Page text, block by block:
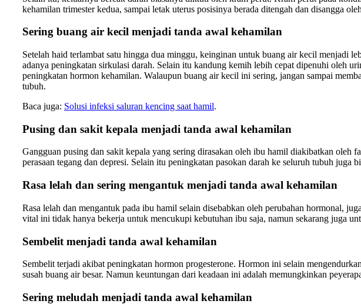
kehamilan trimester kedua, sampai letak uterus posisinya berada ditengah dan disangga
Sering buang air kecil menjadi tanda awal kehamilan
Setelah haid terlambat satu hingga dua minggu, keinginan untuk buang air kecil menjadi
adanya peningkatan sirkulasi darah. Selain itu kandung kemih lebih cepat dipenuhi oleh
peningkatan hormon kehamilan. Walaupun buang air kecil ini sering, jangan sampai
tubuh.
Baca juga: Solusi infeksi saluran kencing saat hamil.
Pusing dan sakit kepala menjadi tanda awal kehamilan
Gangguan pusing dan sakit kepala yang sering dirasakan oleh ibu hamil diakibatkan oleh
perasaan tegang dan depresi. Selain itu peningkatan pasokan darah ke seluruh tubuh juga
Rasa lelah dan sering mengantuk menjadi tanda awal kehamilan
Rasa lelah dan mengantuk pada ibu hamil selain disebabkan oleh perubahan hormonal,
vital ini tidak hanya bekerja untuk mencukupi kebutuhan ibu saja, namun sekarang juga
Sembelit menjadi tanda awal kehamilan
Sembelit terjadi akibat peningkatan hormon progesterone. Hormon ini selain
susah buang air besar. Namun keuntungan dari keadaan ini adalah memungkinkan
Sering meludah menjadi tanda awal kehamilan